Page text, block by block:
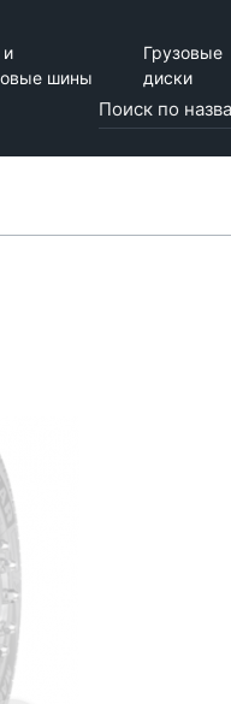
и
шины
Грузовые
диски